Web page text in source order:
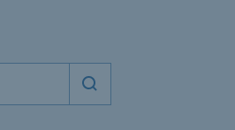
Iniciar pesquisa